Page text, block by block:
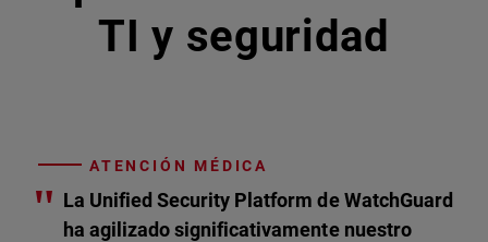
TI y seguridad
ATENCIÓN MÉDICA
" La Unified Security Platform de WatchGuard
ha agilizado significativamente nuestro